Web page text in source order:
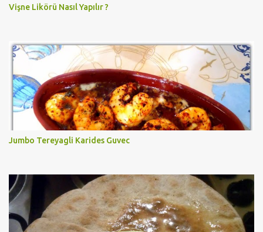
Vişne Likörü Nasıl Yapılır ?
Jumbo Tereyagli Karides Guvec